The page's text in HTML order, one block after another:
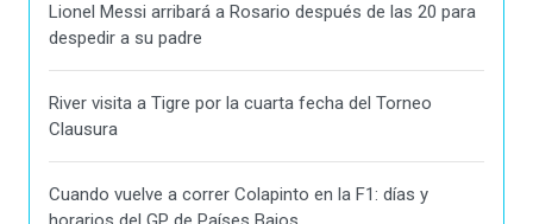
Lionel Messi arribará a Rosario después de las 20 para
despedir a su padre
River visita a Tigre por la cuarta fecha del Torneo
Clausura
Cuando vuelve a correr Colapinto en la F1: días y